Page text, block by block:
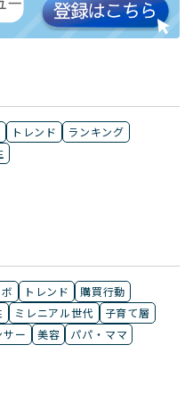
トレンド
ランキング
トレンド
購買行動
ミレニアル世代
子育て層
ー 美容
パパ・ママ